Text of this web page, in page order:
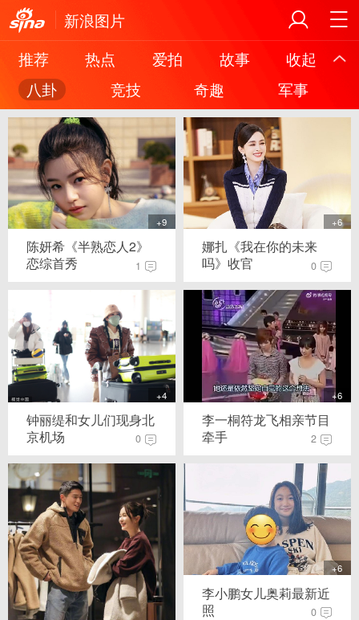
新浪图片
推荐
热点 爱拍 故事
收起
八卦
竞技 奇趣 军事
+9
陈妍希《半熟恋人2》
恋综首秀
1
+4
钟丽缇和女儿们现身北
京机场
0
+6
娜扎《我在你的未来
吗》收官
0
+6
李一桐符龙飞相亲节目
牵手
2
+6
李小鹏女儿奥莉最新近
照
0